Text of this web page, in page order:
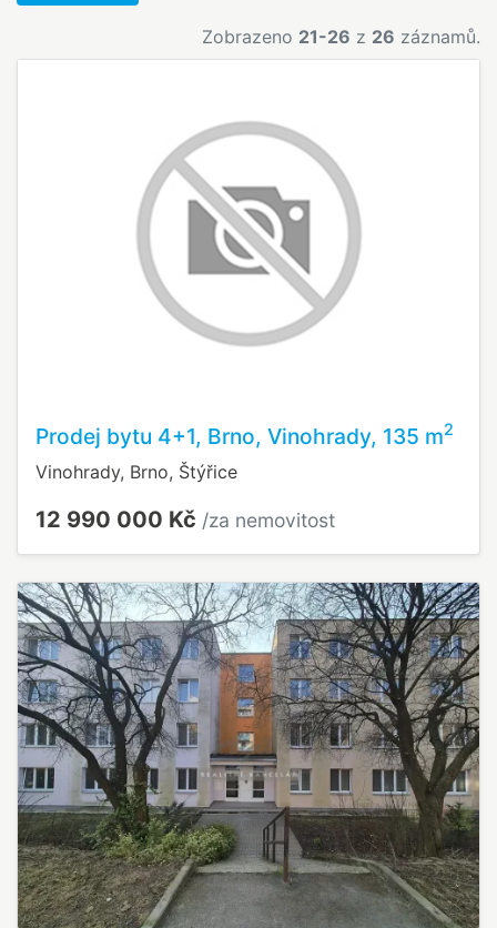
Zobrazeno 21-26 z 26 záznamů.
Prodej bytu 4+1, Brno, Vinohrady, 135 m2
Vinohrady, Brno, Štýřice
12 990 000 Kč /za nemovitost